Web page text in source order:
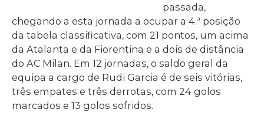
passada,
chegando a esta jornada a ocupar a 4.ª posição
da tabela classificativa, com 21 pontos, um acima
da Atalanta e da Fiorentina e a dois de distância
do AC Milan. Em 12 jornadas, o saldo geral da
equipa a cargo de Rudi Garcia é de seis vitórias,
três empates e três derrotas, com 24 golos
marcados e 13 golos sofridos.